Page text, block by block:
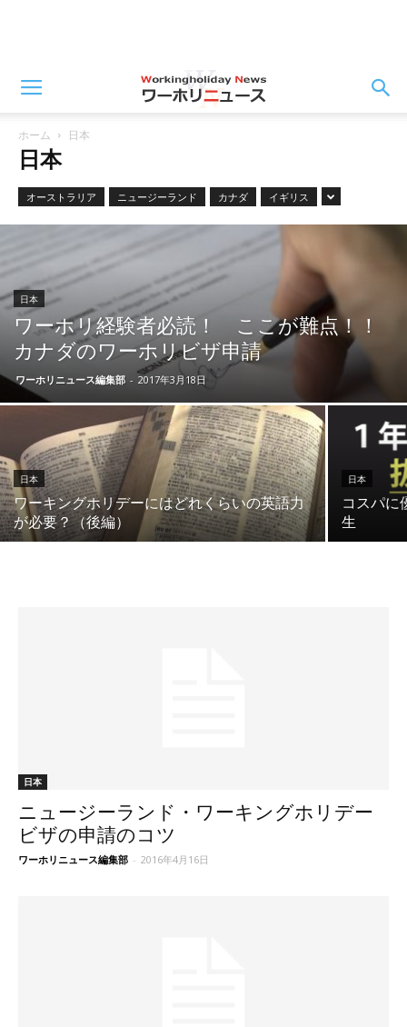
ホーム 日本
日本
オーストラリア ニュージーランド カナダ イギリス
日本
ワーホリ経験者必読！ ここが難点！！
カナダのワーホリビザ申請
ワーホリニュース編集部 - 2017年3月18日
日本
ワーキングホリデーにはどれくらいの英語力
が必要？（後編）
日本
コスパに
生
日本
ニュージーランド・ワーキングホリデー
ビザの申請のコツ
ワーホリニュース編集部 - 2016年4月16日